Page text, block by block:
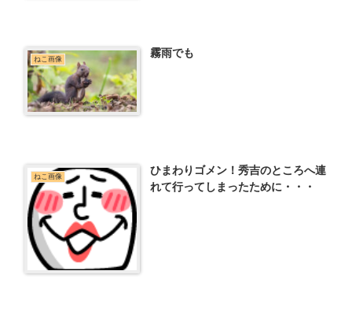
ねこ画像 霧雨でも
ねこ画像
ひまわりゴメン！秀吉のところへ連
れて行ってしまったために・・・